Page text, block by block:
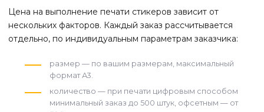
Цена на выполнение печати стикеров зависит от
нескольких факторов. Каждый заказ рассчитывается
отдельно, по индивидуальным параметрам заказчика:
размер — по вашим размерам, максимальный
формат А3.
количество — при печати цифровым способом
минимальный заказ до 500 штук, офсетным — от